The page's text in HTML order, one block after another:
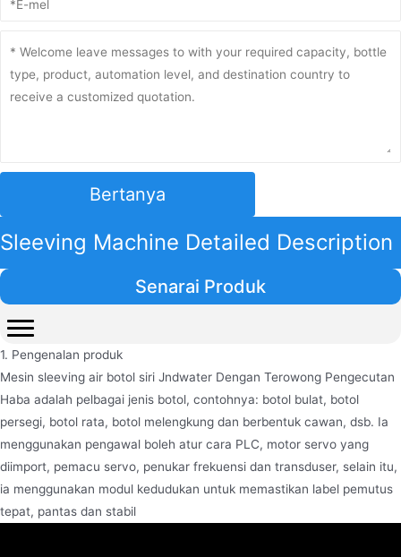
Bertanya
Sleeving Machine Detailed Description
1. Pengenalan produk
Mesin sleeving air botol siri Jndwater Dengan Terowong Pengecutan
Haba adalah pelbagai jenis botol, contohnya: botol bulat, botol
persegi, botol rata, botol melengkung dan berbentuk cawan, dsb. Ia
menggunakan pengawal boleh atur cara PLC, motor servo yang
diimport, pemacu servo, penukar frekuensi dan transduser, selain itu,
ia menggunakan modul kedudukan untuk memastikan label pemutus
tepat, pantas dan stabil
Senarai Produk